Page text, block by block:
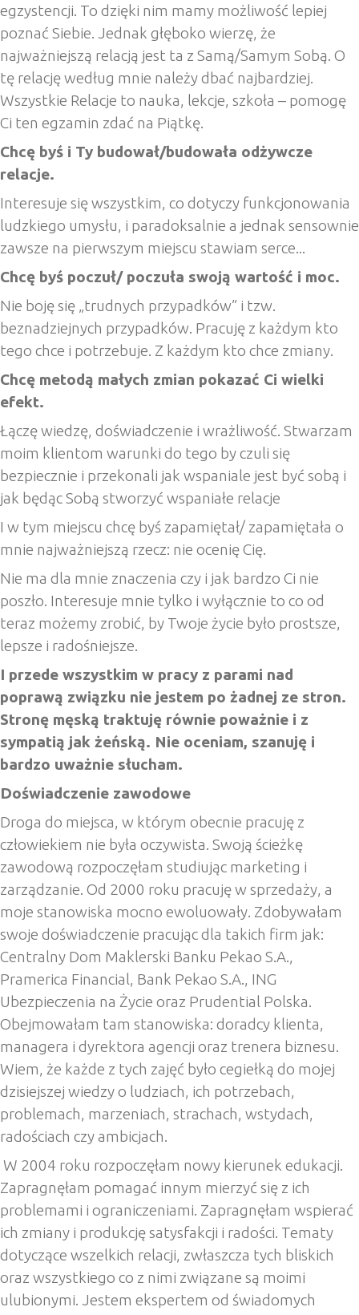
egzystencji. To dzięki nim mamy możliwość lepiej
poznać Siebie. Jednak głęboko wierzę, że
najważniejszą relacją jest ta z Samą/Samym Sobą. O
tę relację według mnie należy dbać najbardziej.
Wszystkie Relacje to nauka, lekcje, szkoła – pomogę
Ci ten egzamin zdać na Piątkę.
Chcę byś i Ty budował/budowała odżywcze
relacje.
Interesuje się wszystkim, co dotyczy funkcjonowania
ludzkiego umysłu, i paradoksalnie a jednak sensownie
zawsze na pierwszym miejscu stawiam serce...
Chcę byś poczuł/ poczuła swoją wartość i moc.
Nie boję się „trudnych przypadków” i tzw.
beznadziejnych przypadków. Pracuję z każdym kto
tego chce i potrzebuje. Z każdym kto chce zmiany.
Chcę metodą małych zmian pokazać Ci wielki
efekt.
Łączę wiedzę, doświadczenie i wrażliwość. Stwarzam
moim klientom warunki do tego by czuli się
bezpiecznie i przekonali jak wspaniale jest być sobą i
jak będąc Sobą stworzyć wspaniałe relacje
I w tym miejscu chcę byś zapamiętał/ zapamiętała o
mnie najważniejszą rzecz: nie ocenię Cię.
Nie ma dla mnie znaczenia czy i jak bardzo Ci nie
poszło. Interesuje mnie tylko i wyłącznie to co od
teraz możemy zrobić, by Twoje życie było prostsze,
lepsze i radośniejsze.
I przede wszystkim w pracy z parami nad
poprawą związku nie jestem po żadnej ze stron.
Stronę męską traktuję równie poważnie i z
sympatią jak żeńską. Nie oceniam, szanuję i
bardzo uważnie słucham.
Doświadczenie zawodowe
Droga do miejsca, w którym obecnie pracuję z
człowiekiem nie była oczywista. Swoją ścieżkę
zawodową rozpoczęłam studiując marketing i
zarządzanie. Od 2000 roku pracuję w sprzedaży, a
moje stanowiska mocno ewoluowały. Zdobywałam
swoje doświadczenie pracując dla takich firm jak:
Centralny Dom Maklerski Banku Pekao S.A.,
Pramerica Financial, Bank Pekao S.A., ING
Ubezpieczenia na Życie oraz Prudential Polska.
Obejmowałam tam stanowiska: doradcy klienta,
managera i dyrektora agencji oraz trenera biznesu.
Wiem, że każde z tych zajęć było cegiełką do mojej
dzisiejszej wiedzy o ludziach, ich potrzebach,
problemach, marzeniach, strachach, wstydach,
radościach czy ambicjach.
W 2004 roku rozpoczęłam nowy kierunek edukacji.
Zapragnęłam pomagać innym mierzyć się z ich
problemami i ograniczeniami. Zapragnęłam wspierać
ich zmiany i produkcję satysfakcji i radości. Tematy
dotyczące wszelkich relacji, zwłaszcza tych bliskich
oraz wszystkiego co z nimi związane są moimi
ulubionymi. Jestem ekspertem od świadomych